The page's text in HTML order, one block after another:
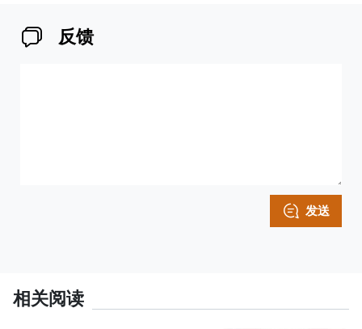
反馈
发送
相关阅读